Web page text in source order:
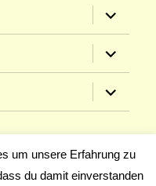
öffnen
öffnen
öffnen
um unsere Erfahrung zu
du damit einverstanden